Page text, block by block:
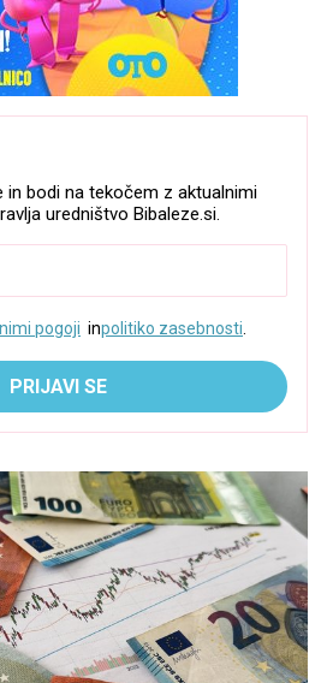
in bodi na tekočem z aktualnimi
uredništvo Bibaleze.si.
pogoji inpolitiko zasebnosti
PRIJAVI SE